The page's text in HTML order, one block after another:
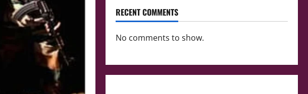
RECENT COMMENTS
No comments to show.